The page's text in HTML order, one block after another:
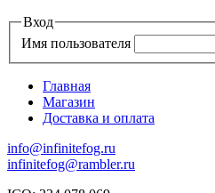
Вход
Имя пользователя
Главная
Магазин
Доставка и оплата
info@infinitefog.ru
infinitefog@rambler.ru